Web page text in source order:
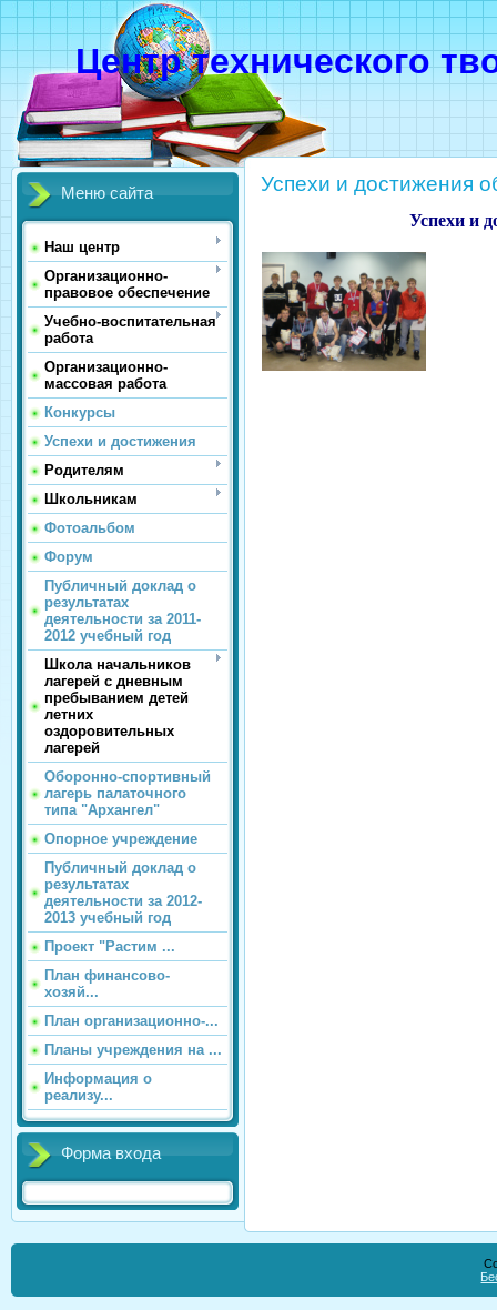
Центр технического
Меню сайта
Наш центр
Организационно-
правовое обеспечение
Учебно-воспитательная
работа
Организационно-
массовая работа
Конкурсы
Успехи и достижения
Родителям
Школьникам
Фотоальбом
Форум
Публичный доклад о
результатах
деятельности за 2011-
2012 учебный год
Школа начальников
лагерей с дневным
пребыванием детей
летних
оздоровительных
лагерей
Оборонно-спортивный
лагерь палаточного
типа "Архангел"
Опорное учреждение
Публичный доклад о
результатах
деятельности за 2012-
2013 учебный год
Проект "Растим ...
План финансово-
хозяй...
План организационно-...
Планы учреждения на ...
Информация о
реализу...
Форма входа
Успехи и достижения
Успехи и